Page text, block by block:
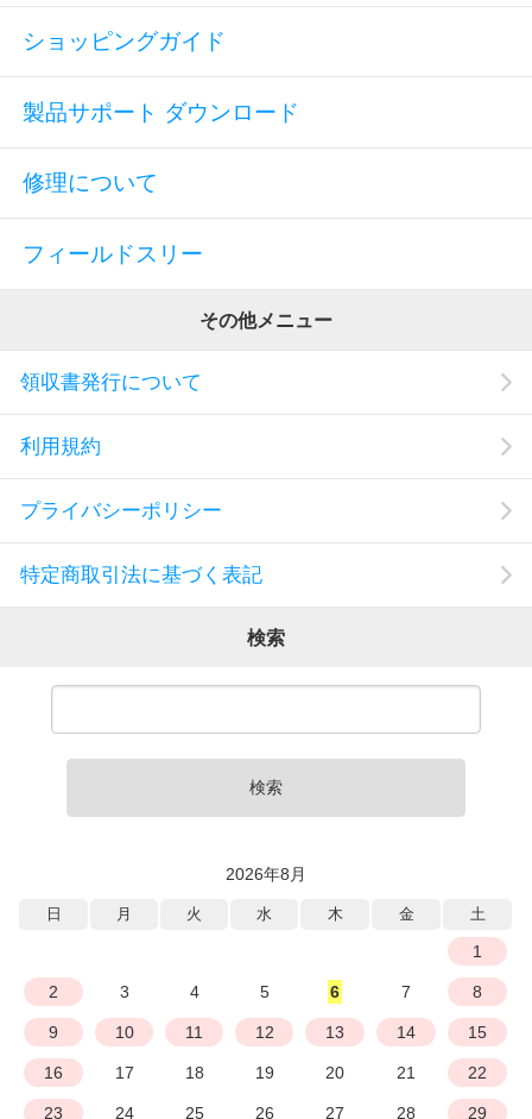
ショッピングガイド
製品サポート ダウンロード
修理について
フィールドスリー
その他メニュー
領収書発行について
利用規約
プライバシーポリシー
特定商取引法に基づく表記
検索
検索
2026年8月
日 月 火 水 木 金 土
1
2 3 4 5 6 7 8
9 10 11 12 13 14 15
16 17 18 19 20 21 22
23 24 25 26 27 28 29